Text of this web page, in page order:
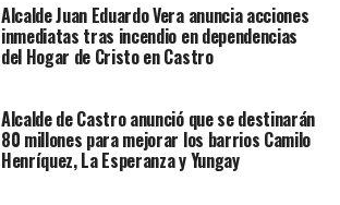
Alcalde Juan Eduardo Vera anuncia acciones
inmediatas tras incendio en dependencias
del Hogar de Cristo en Castro
Alcalde de Castro anunció que se destinarán
80 millones para mejorar los barrios Camilo
Henríquez, La Esperanza y Yungay